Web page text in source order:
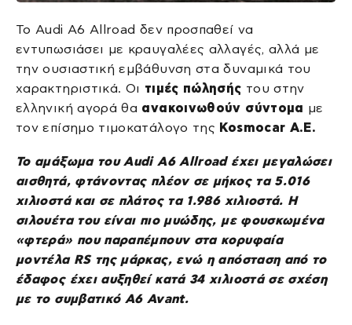
Το Audi A6 Allroad δεν προσπαθεί να
εντυπωσιάσει με κραυγαλέες αλλαγές, αλλά με
την ουσιαστική εμβάθυνση στα δυναμικά του
χαρακτηριστικά. Οι τιμές πώλησής του στην
ελληνική αγορά θα ανακοινωθούν σύντομα με
τον επίσημο τιμοκατάλογο της Kosmocar A.E.
Το αμάξωμα του Audi A6 Allroad έχει μεγαλώσει
αισθητά, φτάνοντας πλέον σε μήκος τα 5.016
χιλιοστά και σε πλάτος τα 1.986 χιλιοστά. Η
σιλουέτα του είναι πιο μυώδης, με φουσκωμένα
«φτερά» που παραπέμπουν στα κορυφαία
μοντέλα RS της μάρκας, ενώ η απόσταση από το
έδαφος έχει αυξηθεί κατά 34 χιλιοστά σε σχέση
με το συμβατικό A6 Avant.